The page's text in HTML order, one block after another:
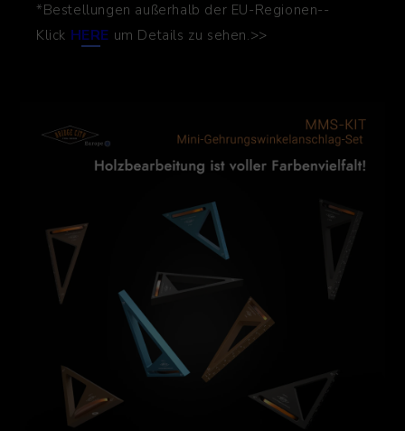
*Bestellungen außerhalb der EU-Regionen--
Klick HERE um Details zu sehen.>>